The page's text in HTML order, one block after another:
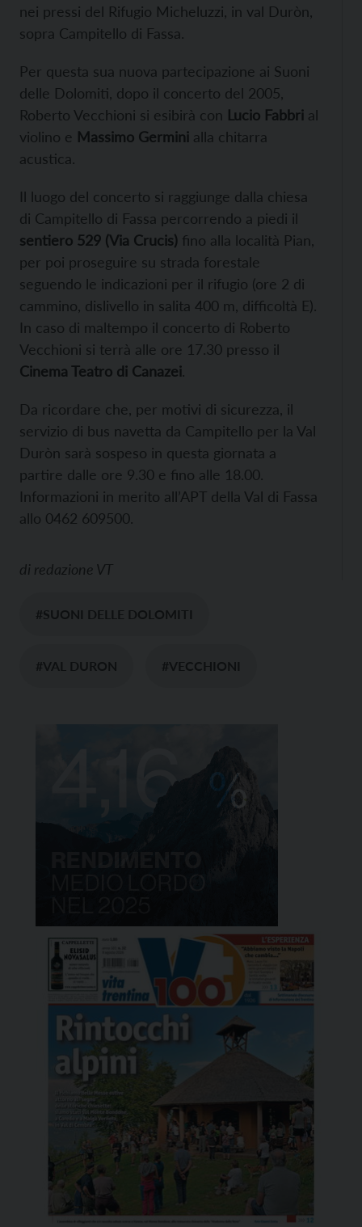
nei pressi del Rifugio Micheluzzi, in val Duròn,
sopra Campitello di Fassa.
Per questa sua nuova partecipazione ai Suoni
delle Dolomiti, dopo il concerto del 2005,
Roberto Vecchioni si esibirà con Lucio Fabbri al
violino e Massimo Germini alla chitarra
acustica.
Il luogo del concerto si raggiunge dalla chiesa
di Campitello di Fassa percorrendo a piedi il
sentiero 529 (Via Crucis) fino alla località Pian,
per poi proseguire su strada forestale
seguendo le indicazioni per il rifugio (ore 2 di
cammino, dislivello in salita 400 m, difficoltà E).
In caso di maltempo il concerto di Roberto
Vecchioni si terrà alle ore 17.30 presso il
Cinema Teatro di Canazei.
Da ricordare che, per motivi di sicurezza, il
servizio di bus navetta da Campitello per la Val
Duròn sarà sospeso in questa giornata a
partire dalle ore 9.30 e fino alle 18.00.
Informazioni in merito all’APT della Val di Fassa
allo 0462 609500.
di redazione VT
#SUONI DELLE DOLOMITI
#VAL DURON #VECCHIONI